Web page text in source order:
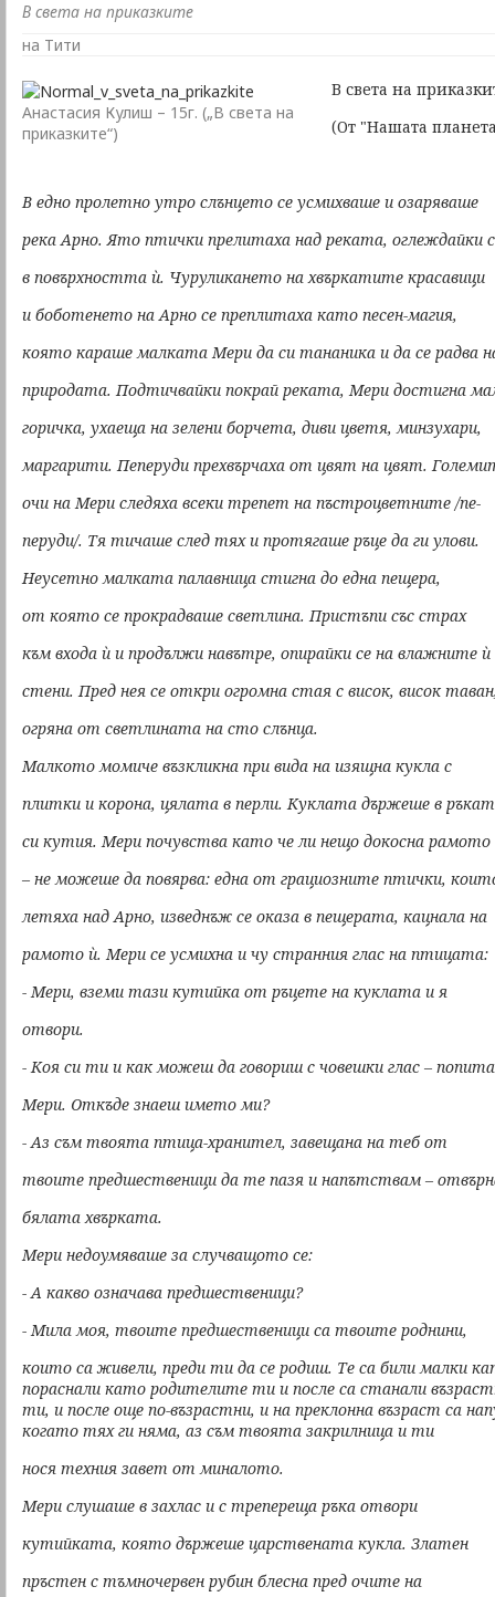
В света на приказките
на Тити
Анастасия Кулиш – 15г. („В света на
приказките“)
В света на
(От "Нашата
В едно пролетно утро слънцето се усмихваше и озаряваше
река Арно. Ято птички прелитаха над реката, оглеждайки
в повърхността ѝ. Чуруликането на хвъркатите красавици
и боботенето на Арно се преплитаха като песен-магия,
която караше малката Мери да си тананика и да се радва
природата. Подтичвайки покрай реката, Мери достигна
горичка, ухаеща на зелени борчета, диви цветя, минзухари,
маргарити. Пеперуди прехвърчаха от цвят на цвят.
очи на Мери следяха всеки трепет на пъстроцветните /пе-
перуди/. Тя тичаше след тях и протягаше ръце да ги улови.
Неусетно малката палавница стигна до една пещера,
от която се прокрадваше светлина. Пристъпи със страх
към входа ѝ и продължи навътре, опирайки се на влажните ѝ
стени. Пред нея се откри огромна стая с висок, висок
огряна от светлината на сто слънца.
Малкото момиче възкликна при вида на изящнa кукла с
плитки и корона, цялата в перли. Куклата държеше в
си кутия. Мери почувства като че ли нещо докосна рамото
– не можеше да повярва: една от грациозните птички,
летяха над Арно, изведнъж се оказа в пещерата, кацнала на
рамото ѝ. Мери се усмихна и чу странния глас на птицата:
- Мери, вземи тази кутийка от ръцете на куклата и я
отвори.
- Коя си ти и как можеш да говориш с човешки глас – попита
Мери. Откъде знаеш името ми?
- Аз съм твоята птица-хранител, завещана на теб от
твоите предшественици да те пазя и напътствам –
бялата хвърката.
Мери недоумяваше за случващото се:
- А какво означава предшественици?
- Мила моя, твоите предшественици са твоите роднини,
които са живели, преди ти да се родиш. Те са били малки
пораснали като родителите ти и после са станали
ти, и после още по-възрастни, и на преклонна възраст са
когато тях ги няма, аз съм твоята закрилница и ти
нося техния завет от миналото.
Мери слушаше в захлас и с трепереща ръка отвори
кутийката, която държеше царствената кукла. Златен
пръстен с тъмночервен рубин блесна пред очите на